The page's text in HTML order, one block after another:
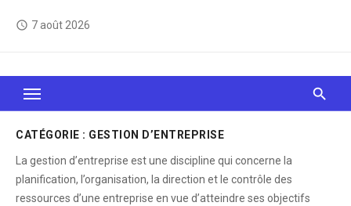
access_time 7 août 2026
Le Web, c'est comme une boîte de chocolats… On
sait jamais sur quoi on va tomber !
CATÉGORIE : GESTION D’ENTREPRISE
La gestion d’entreprise est une discipline qui concerne la
planification, l’organisation, la direction et le contrôle des
ressources d’une entreprise en vue d’atteindre ses objectifs